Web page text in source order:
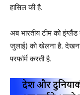
हासिल की है.
अब भारतीय टीम को
जुलाई) को खेलना है. देखना
परफॉर्म करती है.